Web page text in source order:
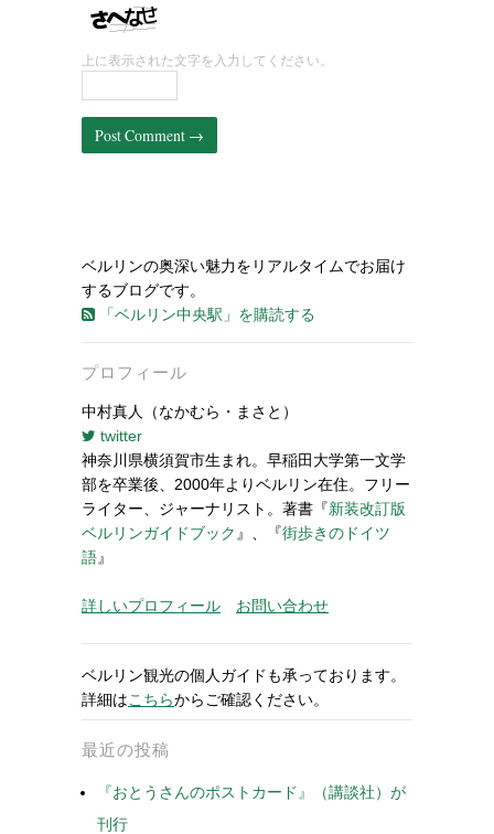
上に表示された文字を入力してください。
ベルリンの奥深い魅力をリアルタイムでお届け
するブログです。
「ベルリン中央駅」を購読する
プロフィール
中村真人（なかむら・まさと）
twitter
神奈川県横須賀市生まれ。早稲田大学第一文学
部を卒業後、2000年よりベルリン在住。フリー
ライター、ジャーナリスト。著書『新装改訂版
ベルリンガイドブック 』、『街歩きのドイツ
語』
詳しいプロフィール お問い合わせ
ベルリン観光の個人ガイドも承っております。
詳細はこちらからご確認ください。
最近の投稿
『おとうさんのポストカード』（講談社）が
刊行